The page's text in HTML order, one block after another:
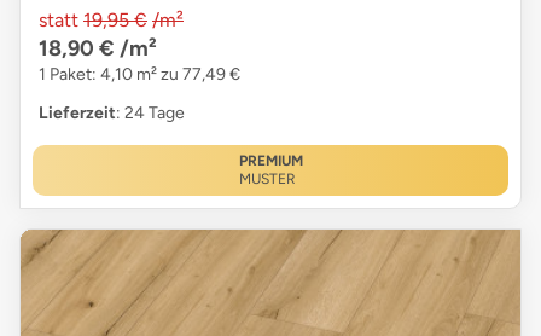
statt 19,95 € /m²
18,90 € /m²
1 Paket: 4,10 m² zu 77,49 €
Lieferzeit: 24 Tage
PREMIUM
MUSTER